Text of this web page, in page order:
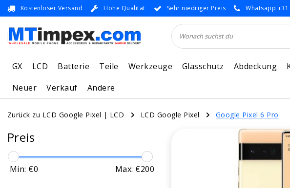
Kostenloser Versand Hohe Qualität Sehr niedriger Preis Whatsapp
GX LCD Batterie Teile Werkzeuge Glasschutz Abdeckung
Neuer
Verkauf Andere
Zurück zu LCD Google Pixel | LCD LCD Google Pixel Google Pixel 6 Pro
Preis
Min: €0 Max: €200